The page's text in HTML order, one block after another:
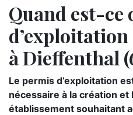
Quand est-ce
d’exploitation
à Dieffenthal
Le permis d’exploitation
nécessaire à la création et
établissement souhaitant